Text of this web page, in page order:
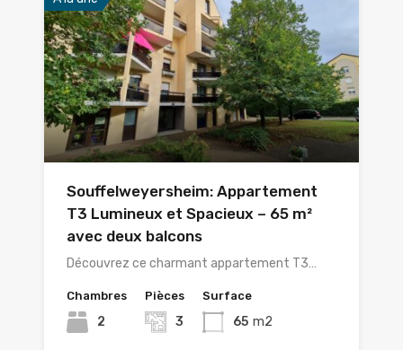
Souffelweyersheim: Appartement
T3 Lumineux et Spacieux – 65 m²
avec deux balcons
Découvrez ce charmant appartement T3…
Chambres
2
Pièces
3
Surface
65 m2